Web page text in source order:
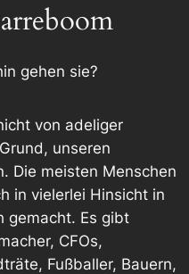
gehen sie?
von adeliger
unseren
Die meisten Menschen
in vielerlei Hinsicht in
gemacht. Es gibt
CFOs,
Fußballer, Bauern,